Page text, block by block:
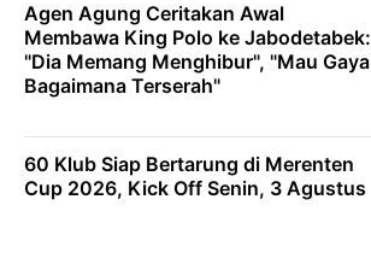
Agen Agung Ceritakan Awal
Membawa King Polo ke Jabodetabek:
"Dia Memang Menghibur", "Mau Gaya
Bagaimana Terserah"
60 Klub Siap Bertarung di Merenten
Cup 2026, Kick Off Senin, 3 Agustus